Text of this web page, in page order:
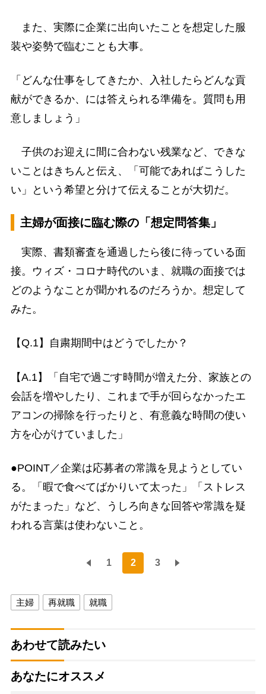
また、実際に企業に出向いたことを想定した服
装や姿勢で臨むことも大事。
「どんな仕事をしてきたか、入社したらどんな貢
献ができるか、には答えられる準備を。質問も用
意しましょう」
子供のお迎えに間に合わない残業など、できな
いことはきちんと伝え、「可能であればこうした
い」という希望と分けて伝えることが大切だ。
主婦が面接に臨む際の「想定問答集」
実際、書類審査を通過したら後に待っている面
接。ウィズ・コロナ時代のいま、就職の面接では
どのようなことが聞かれるのだろうか。想定して
みた。
【Q.1】自粛期間中はどうでしたか？
【A.1】「自宅で過ごす時間が増えた分、家族との
会話を増やしたり、これまで手が回らなかったエ
アコンの掃除を行ったりと、有意義な時間の使い
方を心がけていました」
●POINT／企業は応募者の常識を見ようとしてい
る。「暇で食べてばかりいて太った」「ストレス
がたまった」など、うしろ向きな回答や常識を疑
われる言葉は使わないこと。
1 2 3
主婦 再就職 就職
あわせて読みたい
あなたにオススメ